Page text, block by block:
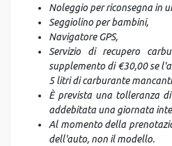
Noleggio per riconsegna in
Seggiolino per bambini,
Navigatore GPS,
Servizio di recupero
supplemento di €30,00 se
5 litri di carburante
È prevista una tolleranza
addebitata una giornata
Al momento della
dell'auto, non il modello.